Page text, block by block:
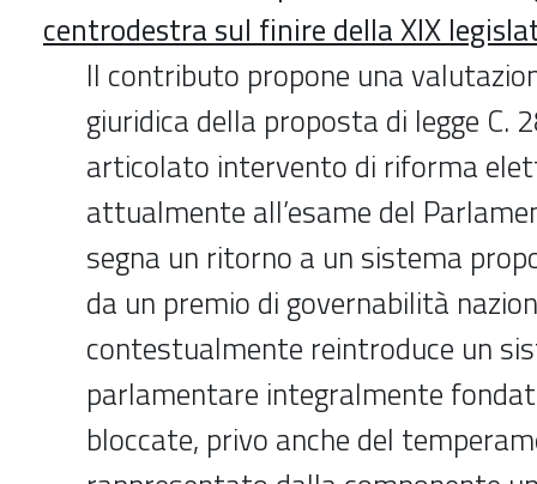
centrodestra sul finire della XIX
Il contributo propone una
giuridica della proposta di legge C.
articolato intervento di riforma
attualmente all’esame del
segna un ritorno a un sistema
da un premio di governabilità
contestualmente reintroduce un
parlamentare integralmente
bloccate, privo anche del